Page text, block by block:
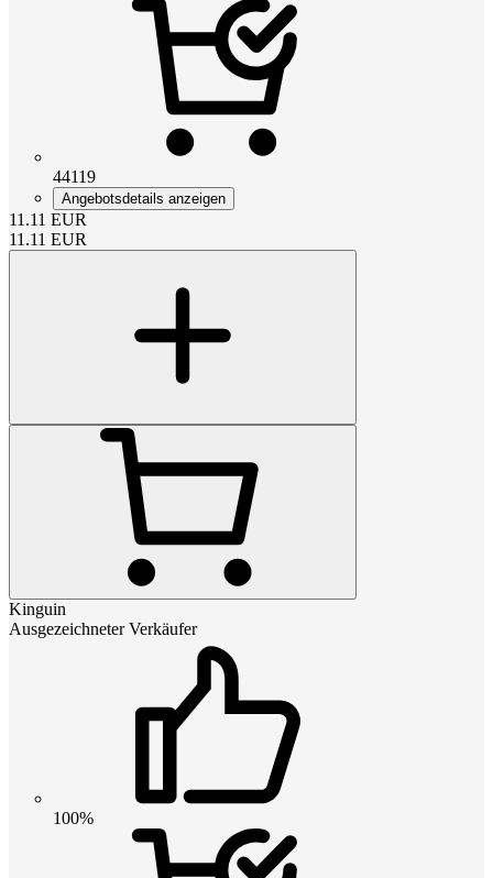
44119
Angebotsdetails anzeigen
11.11 EUR
11.11 EUR
Kinguin
Ausgezeichneter Verkäufer
100%